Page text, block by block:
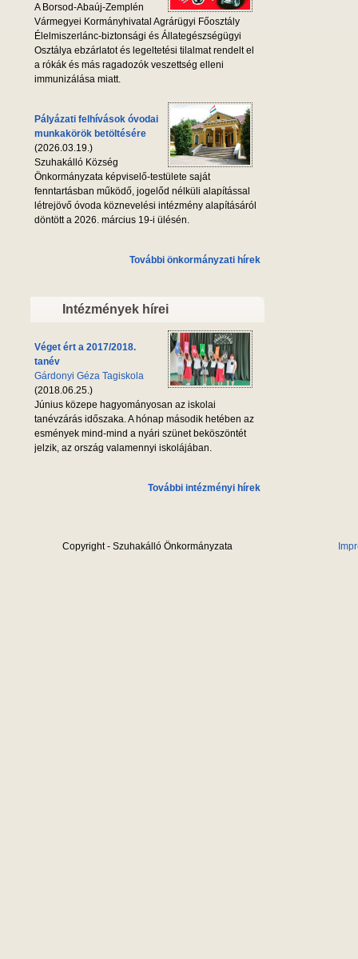
A Borsod-Abaúj-Zemplén
Vármegyei Kormányhivatal Agrárügyi Főosztály
Élelmiszerlánc-biztonsági és Állategészségügyi
Osztálya ebzárlatot és legeltetési tilalmat rendelt el
a rókák és más ragadozók veszettség elleni
immunizálása miatt.
Pályázati felhívások óvodai
munkakörök betöltésére
(2026.03.19.)
Szuhakálló Község
Önkormányzata képviselő-testülete saját
fenntartásban működő, jogelőd nélküli alapítással
létrejövő óvoda köznevelési intézmény alapításáról
döntött a 2026. március 19-i ülésén.
További önkormányzati hírek
Intézmények hírei
Véget ért a 2017/2018.
tanév
Gárdonyi Géza Tagiskola
(2018.06.25.)
Június közepe hagyományosan az iskolai
tanévzárás időszaka. A hónap második hetében az
esmények mind-mind a nyári szünet beköszöntét
jelzik, az ország valamennyi iskolájában.
További intézményi hírek
Copyright - Szuhakálló Önkormányzata